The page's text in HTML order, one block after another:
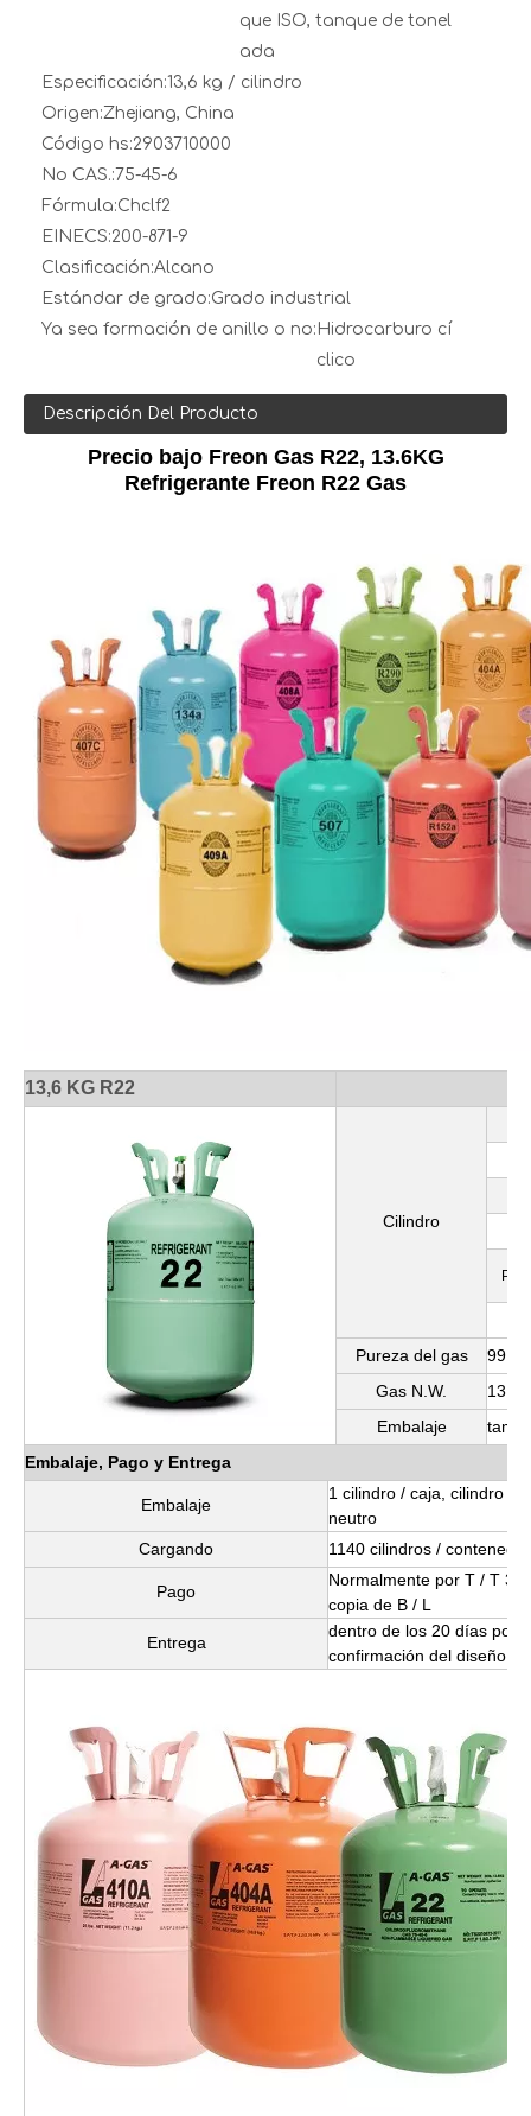
que ISO, tanque de tonel
ada
Especificación:13,6 kg / cilindro
Origen:Zhejiang, China
Código hs:2903710000
No CAS.:75-45-6
Fórmula:Chclf2
EINECS:200-871-9
Clasificación:Alcano
Estándar de grado:Grado industrial
Ya sea formación de anillo o no: Hidrocarburo cí
clico
Descripción Del Producto
Precio bajo Freon Gas R22, 13.6KG
Refrigerante Freon R22 Gas
13,6 KG R22
Cilindro
Pureza del gas
Gas N.W.
13,6
Embalaje
Embalaje, Pago y Entrega
Embalaje
1 cilindro / caja, cilindro
neutro
Cargando
1140 cilindros /
Pago
Normalmente por T / T
copia de B / L
Entrega
dentro de los 20 días
confirmación del diseño